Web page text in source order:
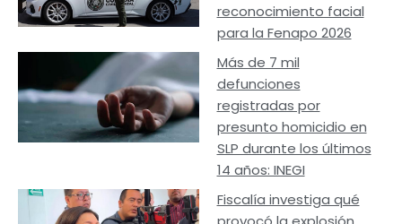
reconocimiento facial
para la Fenapo 2026
Más de 7 mil
defunciones
registradas por
presunto homicidio en
SLP durante los últimos
14 años: INEGI
Fiscalía investiga qué